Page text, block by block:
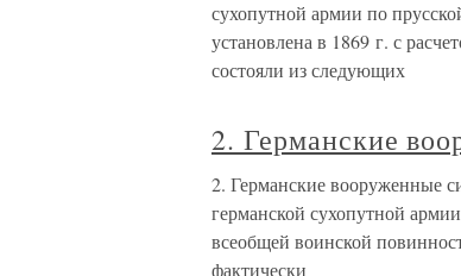
сухопутной армии по
установлена в 1869 г. с
состояли из следующих
2. Германские
2. Германские вооруженные
германской сухопутной
всеобщей воинской
фактически